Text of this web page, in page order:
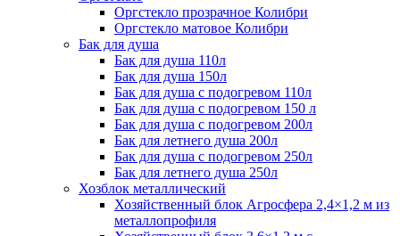
Оргстекло прозрачное Колибри
Оргстекло матовое Колибри
Бак для душа
Бак для душа 110л
Бак для душа 150л
Бак для душа с подогревом 110л
Бак для душа с подогревом 150 л
Бак для душа с подогревом 200л
Бак для летнего душа 200л
Бак для душа с подогревом 250л
Бак для летнего душа 250л
Хозблок металлический
Хозяйственный блок Агросфера 2,4×1,2 м из
металлопрофиля